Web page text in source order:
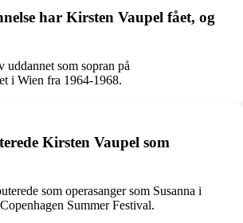
har Kirsten Vaupel fået, og
uddannet som sopran på
i Wien fra 1964-1968.
Kirsten Vaupel som
som operasanger som Susanna i
Summer Festival.